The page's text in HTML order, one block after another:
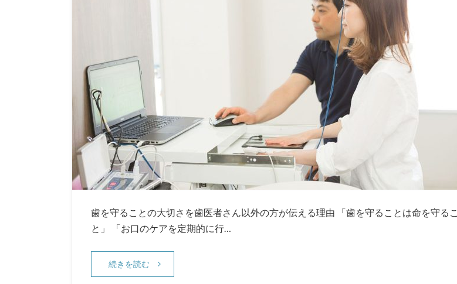
歯を守ることの大切さを歯医者さん以外の方が伝える理由 「歯を守ることは命を守るこ
と」 「お口のケアを定期的に行…
続きを読む